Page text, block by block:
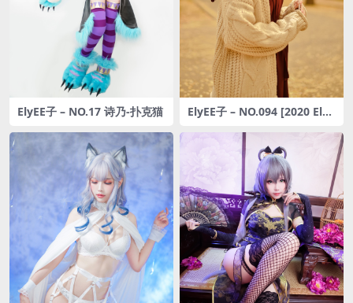
ElyEE子 – NO.17 诗乃-扑克猫
ElyEE子 – NO.094 [2020 Ely
t (10套) [375P-1.47GB]